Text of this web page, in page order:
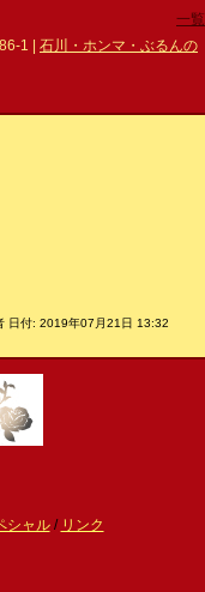
一覧
1 | 石川・ホンマ・ぶるんの
日付: 2019年07月21日 13:32
シャル/ リンク